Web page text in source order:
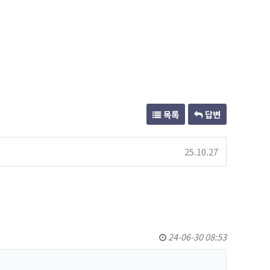
목록 답변
25.10.27
24-06-30 08:53